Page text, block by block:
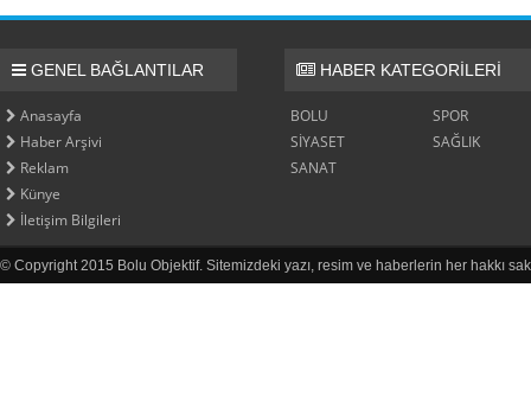
GENEL BAĞLANTILAR
Anasayfa
Haber Arşivi
Reklam
Künye
İletişim Bilgileri
HABER KATEGORİLERİ
BOLU
SPOR
SİYASET
SAĞLIK
SANAT
© Copyright 2015 Bolu Objektif. Sitemizdeki yazı, resim ve haberlerin her hakkı